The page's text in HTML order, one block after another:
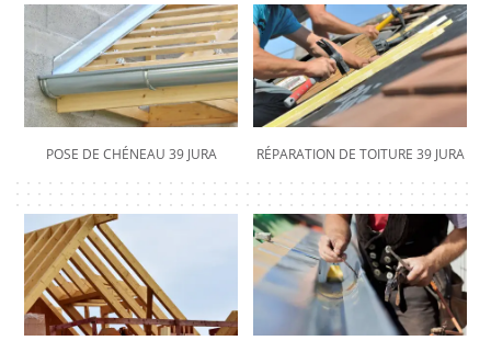
POSE DE CHÉNEAU 39 JURA RÉPARATION DE TOITURE 39 JURA